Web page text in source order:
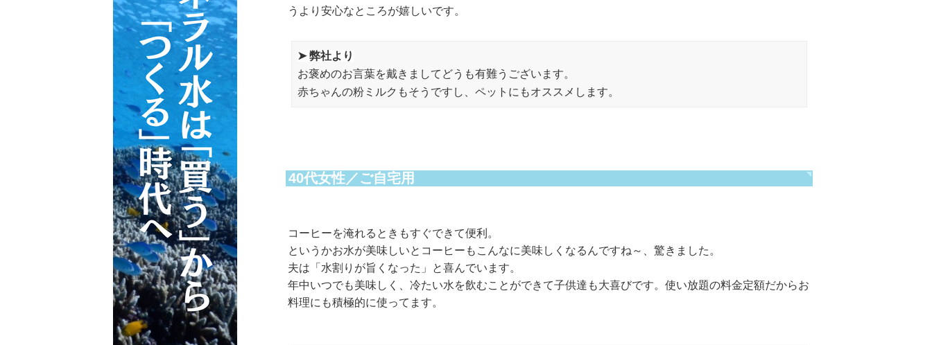
うより安心なところが嬉しいです。
➤ 弊社より
お褒めのお言葉を戴きましてどうも有難うございます。
赤ちゃんの粉ミルクもそうですし、ペットにもオススメします。
40代女性／ご自宅用
コーヒーを淹れるときもすぐできて便利。
というかお水が美味しいとコーヒーもこんなに美味しくなるんですね～、驚きました。
夫は「水割りが旨くなった」と喜んでいます。
年中いつでも美味しく、冷たい水を飲むことができて子供達も大喜びです。使い放題の料金定額だからお
料理にも積極的に使ってます。